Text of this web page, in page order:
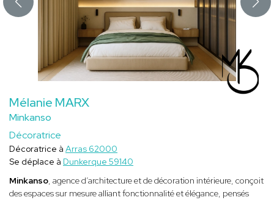
Mélanie MARX
Minkanso
Décoratrice
Décoratrice à Arras 62000
Se déplace à Dunkerque 59140
Minkanso, agence d’architecture et de décoration intérieure, conçoit
des espaces sur mesure alliant fonctionnalité et élégance, pensés